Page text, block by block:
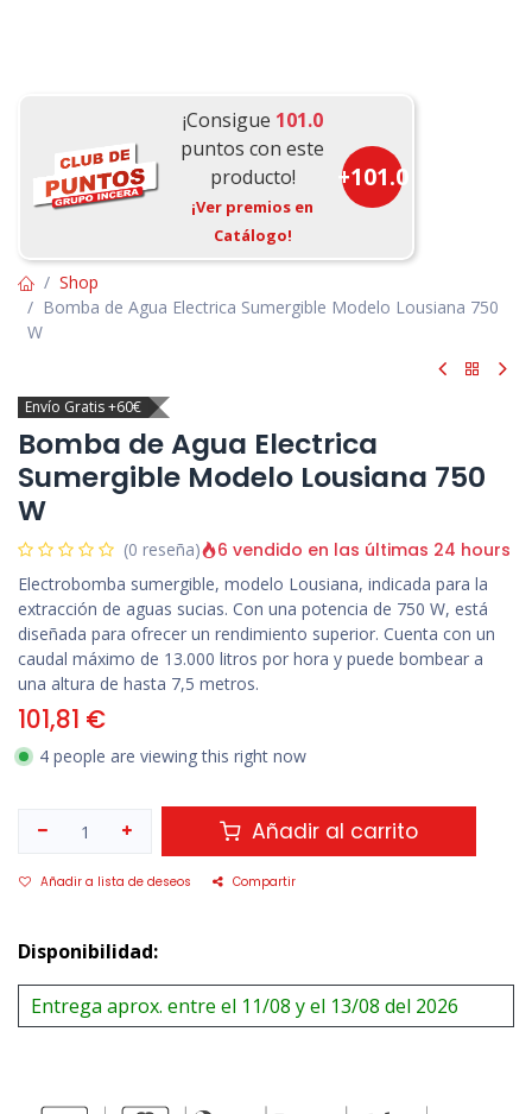
¡Consigue 101.0
puntos con este
producto!
¡Ver premios en
Catálogo!
+101.0
Shop
Bomba de Agua Electrica Sumergible Modelo Lousiana 750
W
Envío Gratis +60€
Bomba de Agua Electrica
Sumergible Modelo Lousiana 750
W
(0 reseña) 6 vendido en las últimas 24 hours
Electrobomba sumergible, modelo Lousiana, indicada para la
extracción de aguas sucias. Con una potencia de 750 W, está
diseñada para ofrecer un rendimiento superior. Cuenta con un
caudal máximo de 13.000 litros por hora y puede bombear a
una altura de hasta 7,5 metros.
101,81 €
4 people are viewing this right now
Añadir al carrito
Añadir a lista de deseos Compartir
Disponibilidad:
Entrega aprox. entre el 11/08 y el 13/08 del 2026